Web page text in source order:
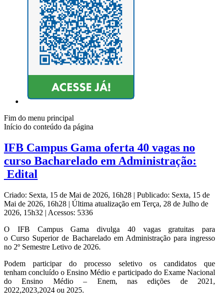
Fim do menu principal
Início do conteúdo da página
IFB Campus Gama oferta 40 vagas no
curso Bacharelado em Administração:
Edital
Criado: Sexta, 15 de Mai de 2026, 16h28 | Publicado: Sexta, 15 de
Mai de 2026, 16h28 | Última atualização em Terça, 28 de Julho de
2026, 15h32 | Acessos: 5336
O IFB Campus Gama divulga 40 vagas gratuitas para
o Curso Superior de Bacharelado em Administração para ingresso
no 2º Semestre Letivo de 2026.
Podem participar do processo seletivo os candidatos que
tenham concluído o Ensino Médio e participado do Exame Nacional
do Ensino Médio – Enem, nas edições de 2021,
2022,2023,2024 ou 2025.